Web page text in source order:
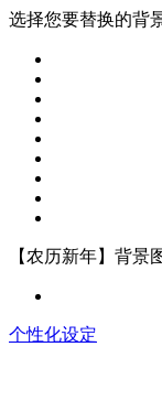
选择您要替换的背
【农历新年】背景
个性化设定